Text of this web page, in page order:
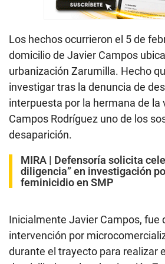
e
c
o
d
s
Los hechos ocurrieron el 5 de
domicilio de Javier Campos
urbanización Zarumilla. Hecho
investigar tras la denuncia de
interpuesta por la hermana de la
Campos Rodríguez uno de los
desaparición.
MIRA | Defensoría solicita
diligencia” en investigación
feminicidio en SMP
Inicialmente Javier Campos, fue
intervención por
durante el trayecto para realizar